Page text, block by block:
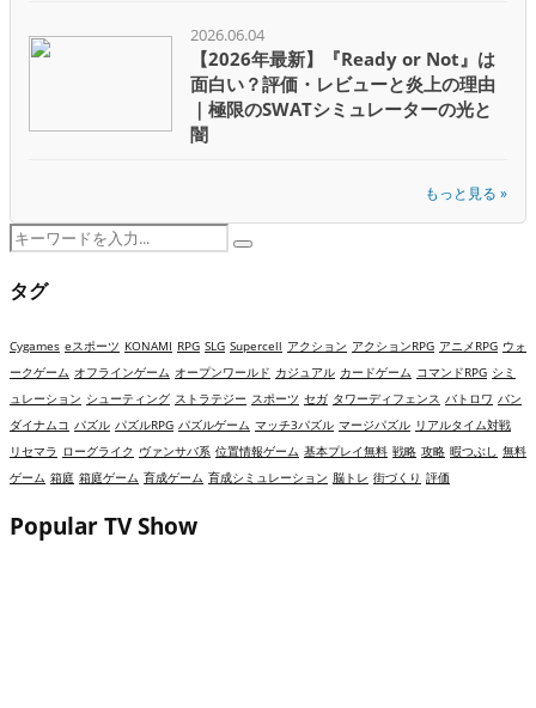
2026.06.04
【2026年最新】『Ready or Not』は
面白い？評価・レビューと炎上の理由
｜極限のSWATシミュレーターの光と
闇
もっと見る »
Search
for:
Search
タグ
Cygames eスポーツ KONAMI RPG SLG Supercell アクション アクションRPG アニメRPG ウォ
ークゲーム オフラインゲーム オープンワールド カジュアル カードゲーム コマンドRPG シミ
ュレーション シューティング ストラテジー スポーツ セガ タワーディフェンス バトロワ バン
ダイナムコ パズル パズルRPG パズルゲーム マッチ3パズル マージパズル リアルタイム対戦
リセマラ ローグライク ヴァンサバ系 位置情報ゲーム 基本プレイ無料 戦略 攻略 暇つぶし 無料
ゲーム 箱庭 箱庭ゲーム 育成ゲーム 育成シミュレーション 脳トレ 街づくり 評価
Popular TV Show